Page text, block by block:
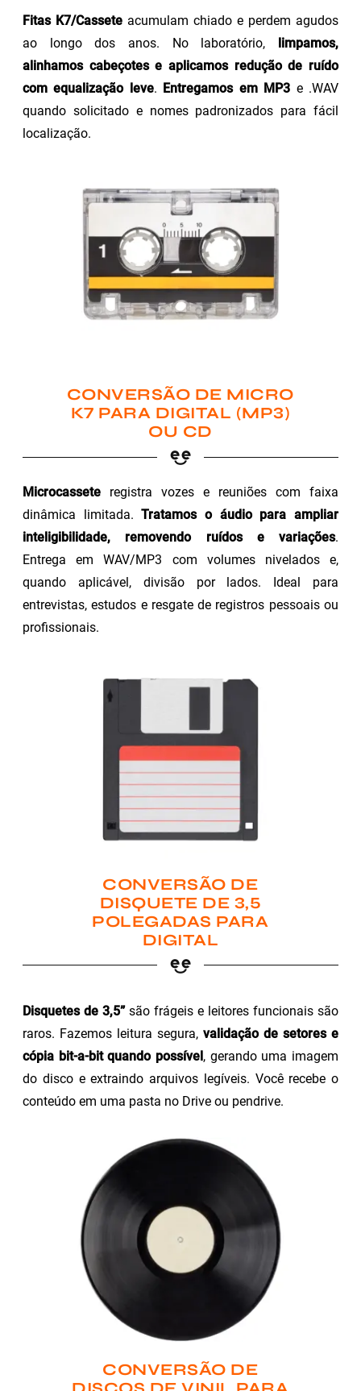
Fitas K7/Cassete acumulam chiado e perdem agudos
ao longo dos anos. No laboratório, limpamos,
alinhamos cabeçotes e aplicamos redução de ruído
com equalização leve. Entregamos em MP3 e .WAV
quando solicitado e nomes padronizados para fácil
localização.
CONVERSÃO DE MICRO
K7 PARA DIGITAL (MP3)
OU CD
Microcassete registra vozes e reuniões com faixa
dinâmica limitada.Tratamos o áudio para ampliar
inteligibilidade, removendo ruídos e variações.
Entrega em WAV/MP3 com volumes nivelados e,
quando aplicável, divisão por lados. Ideal para
entrevistas, estudos e resgate de registros pessoais ou
profissionais.
CONVERSÃO DE
DISQUETE DE 3,5
POLEGADAS PARA
DIGITAL
Disquetes de 3,5”são frágeis e leitores funcionais são
raros. Fazemos leitura segura, validação de setores e
cópia bit-a-bit quando possível, gerando uma imagem
do disco e extraindo arquivos legíveis. Você recebe o
conteúdo em uma pasta no Drive ou pendrive.
CONVERSÃO DE